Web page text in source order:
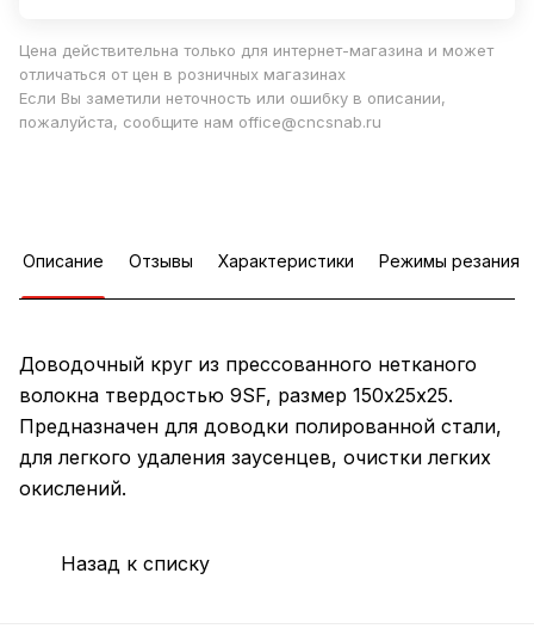
Цена действительна только для интернет-магазина и может
отличаться от цен в розничных магазинах
Если Вы заметили неточность или ошибку в описании,
пожалуйста, сообщите нам office@cncsnab.ru
Описание Отзывы Характеристики Режимы резания
Доводочный круг из прессованного нетканого
волокна твердостью 9SF, размер 150х25х25.
Предназначен для доводки полированной стали,
для легкого удаления заусенцев, очистки легких
окислений.
Назад к списку